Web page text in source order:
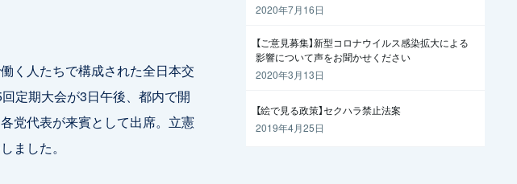
く人たちで構成された全日本交
定期大会が3日午後、都内で開
党代表が来賓として出席。立憲
ました。
2020年7月16日
【ご意見募集】新型コロナウイルス感染拡大による
影響について声をお聞かせください
2020年3月13日
【絵で見る政策】セクハラ禁止法案
2019年4月25日